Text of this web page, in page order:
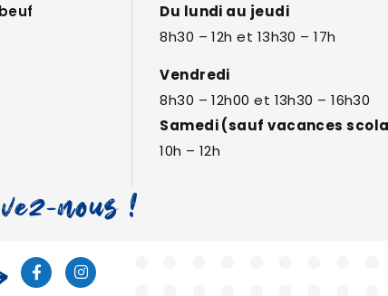
Du lundi au jeudi
8h30 – 12h et 13h30 – 17h
Vendredi
8h30 – 12h00 et 13h30 – 16h30
Samedi (sauf vacances
10h – 12h
nous !